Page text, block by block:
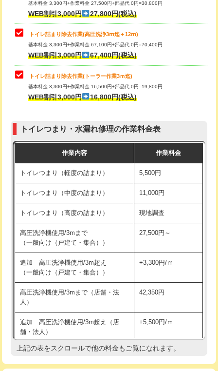
基本料金 3,300円+作業料金 27,500円+部品代 0円=30,800円
WEB割引3,000円 27,800円(税込)
トイレ詰まり除去作業(高圧洗浄3ⅿ迄＋12ⅿ)
基本料金 3,300円+作業料金 67,100円+部品代 0円=70,400円
WEB割引3,000円 67,400円(税込)
トイレ詰まり除去作業(トーラー作業3ｍ迄)
基本料金 3,300円+作業料金 16,500円+部品代 0円=19,800円
WEB割引3,000円 16,800円(税込)
トイレつまり・水漏れ修理の作業料金表
作業内容 作業料金
トイレつまり（軽度の詰まり） 5,500円
トイレつまり（中度の詰まり） 11,000円
トイレつまり（高度の詰まり） 現地調査
高圧洗浄機使用/3mまで
（一般向け（戸建て・集合））
27,500円～
追加 高圧洗浄機使用/3m超え
（一般向け（戸建て・集合））
+3,300円/ｍ
高圧洗浄機使用/3mまで（店舗・法
人）
42,350円
追加 高圧洗浄機使用/3m超え（店
舗・法人）
+5,500円/ｍ
高度高圧洗浄換 現地調査
上記の表をスクロールで他の料金もご覧になれます。